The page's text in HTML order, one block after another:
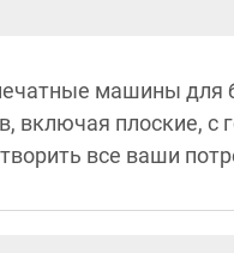
машины для
включая плоские,
все ваши